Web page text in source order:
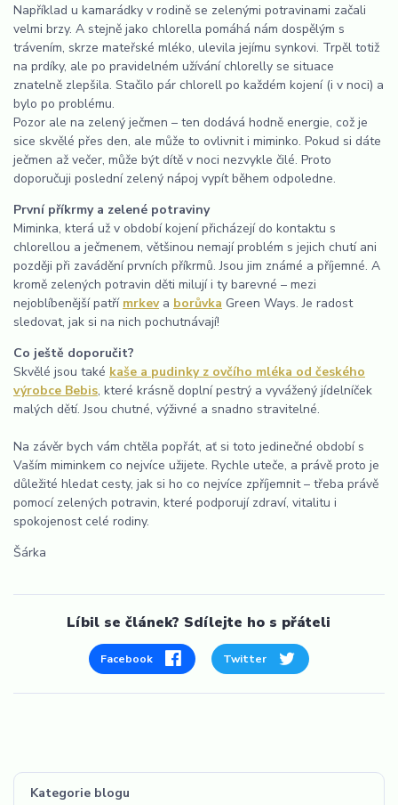
Kategorie blogu
Například u kamarádky v rodině se zelenými potravinami začali
velmi brzy. A stejně jako chlorella pomáhá nám dospělým s
trávením, skrze mateřské mléko, ulevila jejímu synkovi. Trpěl totiž
na prdíky, ale po pravidelném užívání chlorelly se situace
znatelně zlepšila. Stačilo pár chlorell po každém kojení (i v noci) a
bylo po problému.
Pozor ale na zelený ječmen – ten dodává hodně energie, což je
sice skvělé přes den, ale může to ovlivnit i miminko. Pokud si dáte
ječmen až večer, může být dítě v noci nezvykle čilé. Proto
doporučuji poslední zelený nápoj vypít během odpoledne.
První příkrmy a zelené potraviny
Miminka, která už v období kojení přicházejí do kontaktu s
chlorellou a ječmenem, většinou nemají problém s jejich chutí ani
později při zavádění prvních příkrmů. Jsou jim známé a příjemné. A
kromě zelených potravin děti milují i ty barevné – mezi
nejoblíbenější patří mrkeva borůvka Green Ways. Je radost
sledovat, jak si na nich pochutnávají!
Co ještě doporučit?
Skvělé jsou také kaše a pudinky z ovčího mléka od českého
výrobce Bebis, které krásně doplní pestrý a vyvážený jídelníček
malých dětí. Jsou chutné, výživné a snadno stravitelné.
Na závěr bych vám chtěla popřát, ať si toto jedinečné období s
Vaším miminkem co nejvíce užijete. Rychle uteče, a právě proto je
důležité hledat cesty, jak si ho co nejvíce zpříjemnit – třeba právě
pomocí zelených potravin, které podporují zdraví, vitalitu i
spokojenost celé rodiny.
Šárka
Líbil se článek? Sdílejte ho s přáteli
Facebook Twitter